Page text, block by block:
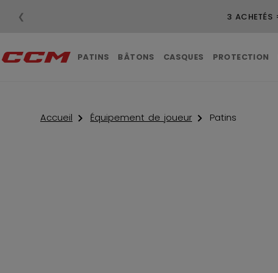
❮
PATINS BÂTONS CASQUES PROTECTION
Accueil Équipement de joueur Patins